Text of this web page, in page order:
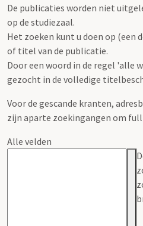
De publicaties worden niet
op de studiezaal.
Het zoeken kunt u doen op (een
of titel van de publicatie.
Door een woord in de regel 'alle
gezocht in de volledige
Voor de gescande kranten,
zijn aparte zoekingangen om
Alle velden